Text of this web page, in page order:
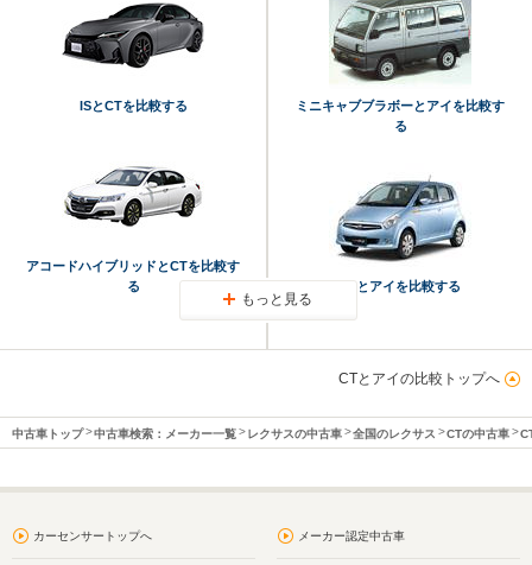
ISとCTを比較する
アコードハイブリッドとCTを比較す
る
ミニキャブブラボーとアイを比較す
る
R2とアイを比較する
もっと見る
CTとアイの比較トップへ
中古車トップ 中古車検索：メーカー一覧 レクサスの中古車 全国のレクサス CTの中古車
カーセンサートップへ メーカー認定中古車